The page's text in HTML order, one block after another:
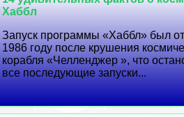
Хаббл
Запуск программы «Хаббл» был
1986 году после крушения
корабля «Челленджер », что
все последующие запуски...